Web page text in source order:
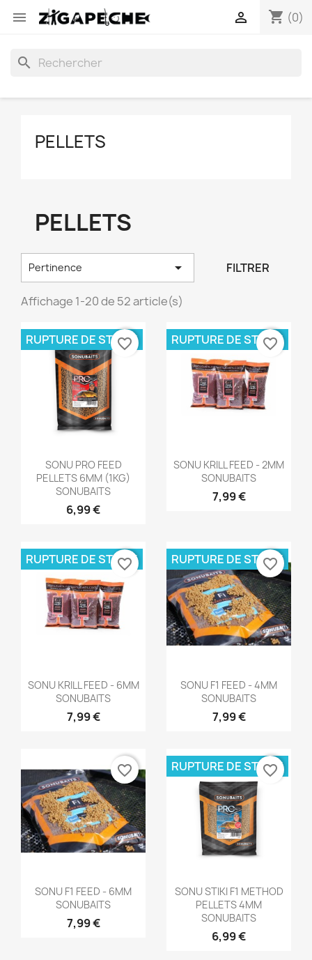
 shopping_cart (0)

search
PELLETS
PELLETS
Pertinence  FILTRER
Affichage 1-20 de 52 article(s)
Aperçu rapide
SONU PRO FEED
PELLETS 6MM (1KG)
SONUBAITS
6,99 €
RUPTURE DE STOCK
favorite_border
 Aperçu rapide
SONU KRILL FEED - 2MM
SONUBAITS
7,99 €
RUPTURE DE STOCK
favorite_border
 Aperçu rapide
SONU KRILL FEED - 6MM
SONUBAITS
7,99 €
RUPTURE DE STOCK
favorite_border
Aperçu rapide
SONU F1 FEED - 4MM
SONUBAITS
7,99 €
RUPTURE DE STOCK
favorite_border
Aperçu rapide
SONU F1 FEED - 6MM
SONUBAITS
7,99 €
favorite_border
 Aperçu rapide
SONU STIKI F1 METHOD
PELLETS 4MM
SONUBAITS
6,99 €
RUPTURE DE STOCK
favorite_border